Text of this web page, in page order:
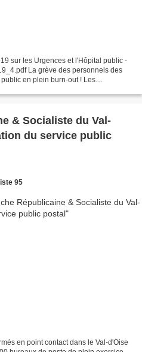
sur les Urgences et l'Hôpital public -
La grève des personnels des
en plein burn-out ! Les
& Socialiste du Val-
du service public
95
en point contact dans le Val-d'Oise